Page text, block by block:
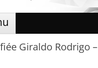
Aller
Giraldo Rodrigo –